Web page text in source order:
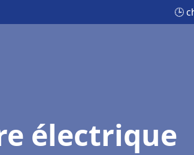
🕒
électrique